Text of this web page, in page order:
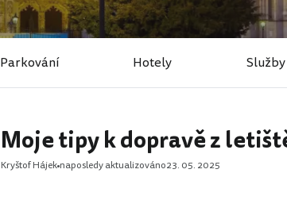
Parkování Hotely Služby
Moje tipy k dopravě z
Kryštof Hájek naposledy aktualizováno23. 05. 2025